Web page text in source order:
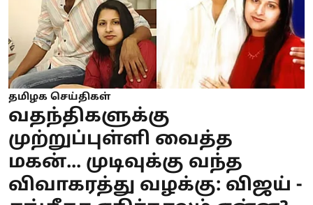
தமிழக செய்திகள்
வதந்திகளுக்கு
முற்றுப்புள்ளி வைத்த
மகன்... முடிவுக்கு வந்த
விவாகரத்து வழக்கு: விஜய் -